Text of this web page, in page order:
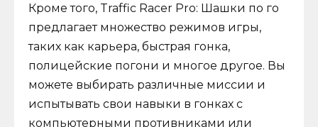
Кроме того, Traffic Racer Pro: Шашки по го
предлагает множество режимов игры,
таких как карьера, быстрая гонка,
полицейские погони и многое другое. Вы
можете выбирать различные миссии и
испытывать свои навыки в гонках с
компьютерными противниками или